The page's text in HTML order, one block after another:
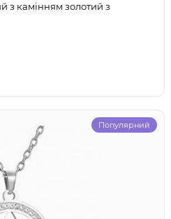
з камінням золотий з
Популярний